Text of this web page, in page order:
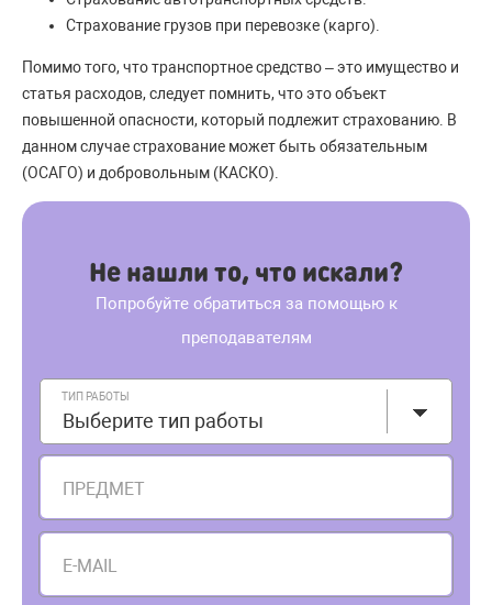
Страхование грузов при перевозке (карго).
Помимо того, что транспортное средство – это имущество и
статья расходов, следует помнить, что это объект
повышенной опасности, который подлежит страхованию. В
данном случае страхование может быть обязательным
(ОСАГО) и добровольным (КАСКО).
Не нашли то, что искали?
Попробуйте обратиться за помощью к
преподавателям
ТИП РАБОТЫ
Выберите тип работы
ПРЕДМЕТ
E-MAIL